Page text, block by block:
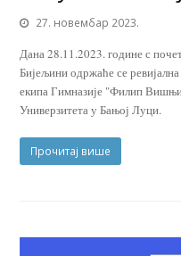
27. новембар 2023.
Дана 28.11.2023. године с
Бијељини одржаће се
екипа Гимназије "Филип
Универзитета у Бањој Луци.
Прочитај више